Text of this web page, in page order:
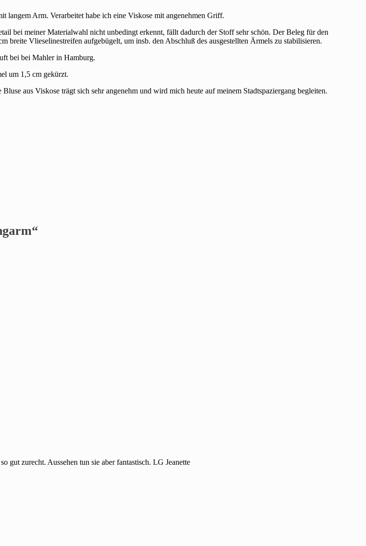
langem Arm. Verarbeitet habe ich eine Viskose mit angenehmen Griff.
bei meiner Materialwahl nicht unbedingt erkennt, fällt dadurch der Stoff sehr schön. Der Beleg für den
Vlieselinestreifen aufgebügelt, um insb. den Abschluß des ausgestellten Ärmels zu stabilisieren.
bei bei Mahler in Hamburg.
um 1,5 cm gekürzt.
aus Viskose trägt sich sehr angenehm und wird mich heute auf meinem Stadtspaziergang begleiten.
“
gut zurecht. Aussehen tun sie aber fantastisch. LG Jeanette